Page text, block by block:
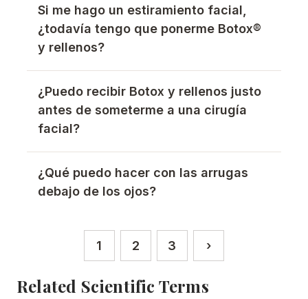
Si me hago un estiramiento facial,
¿todavía tengo que ponerme Botox®
y rellenos?
¿Puedo recibir Botox y rellenos justo
antes de someterme a una cirugía
facial?
¿Qué puedo hacer con las arrugas
debajo de los ojos?
Paginación
Página actual
1
Página
2
Página
3 ›
Related Scientific Terms